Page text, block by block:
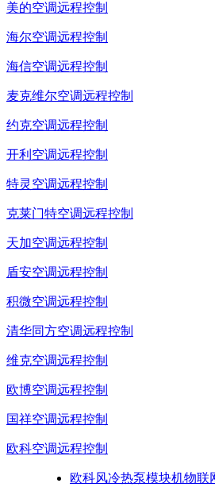
美的空调远程控制
海尔空调远程控制
海信空调远程控制
麦克维尔空调远程控制
约克空调远程控制
开利空调远程控制
特灵空调远程控制
克莱门特空调远程控制
天加空调远程控制
盾安空调远程控制
积微空调远程控制
清华同方空调远程控制
维克空调远程控制
欧博空调远程控制
国祥空调远程控制
欧科空调远程控制
欧科风冷热泵模块机物联